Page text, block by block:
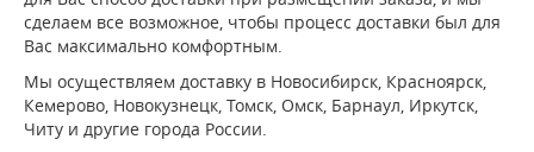
сделаем все возможное, чтобы процесс доставки был для
Вас максимально комфортным.
Мы осуществляем доставку в Новосибирск, Красноярск,
Кемерово, Новокузнецк, Томск, Омск, Барнаул, Иркутск,
Читу и другие города России.